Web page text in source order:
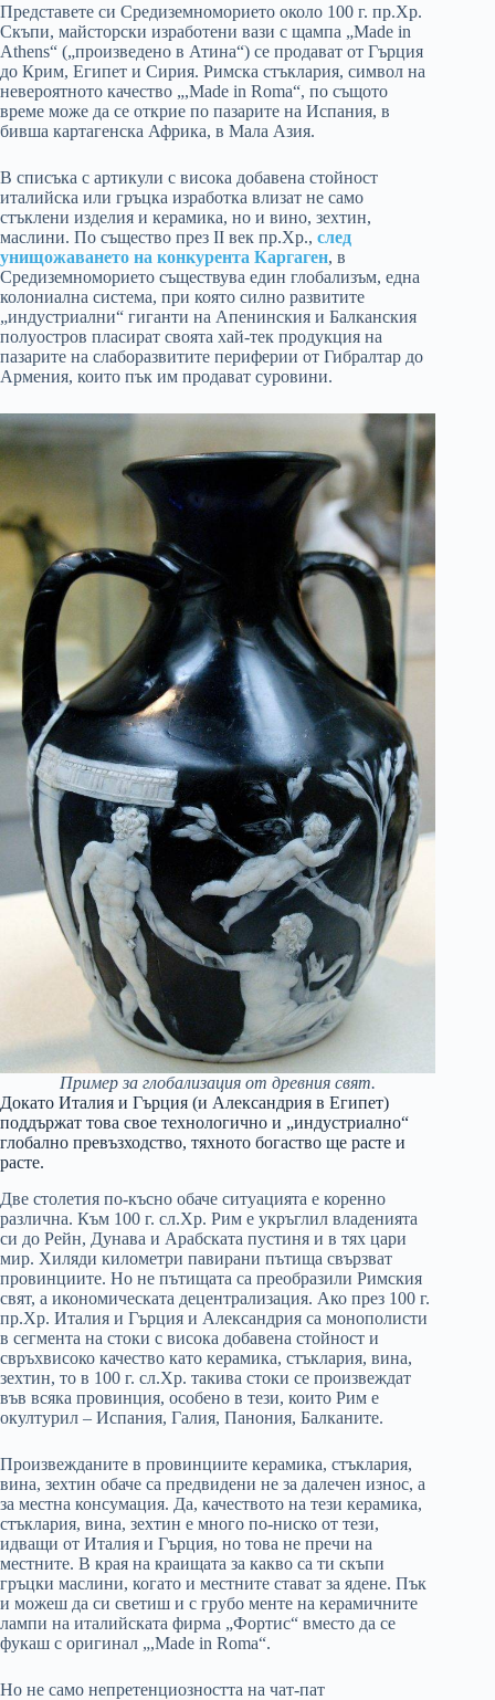
Представете си Средиземноморието около 100 г. пр.Хр.
Скъпи, майсторски изработени вази с щампа „Made in
Athens“ („произведено в Атина“) се продават от Гърция
до Крим, Египет и Сирия. Римска стъклария, символ на
невероятното качество „,Made in Roma“, по същото
време може да се открие по пазарите на Испания, в
бивша картагенска Африка, в Мала Азия.
В списъка с артикули с висока добавена стойност
италийска или гръцка изработка влизат не само
стъклени изделия и керамика, но и вино, зехтин,
маслини. По същество през II век пр.Хр., след
унищожаването на конкурента Каргаген, в
Средиземноморието съществува един глобализъм, една
колониална система, при която силно развитите
„индустриални“ гиганти на Апенинския и Балканския
полуостров пласират своята хай-тек продукция на
пазарите на слаборазвитите периферии от Гибралтар до
Армения, които пък им продават суровини.
Пример за глобализация от древния свят.
Докато Италия и Гърция (и Александрия в Египет)
поддържат това свое технологично и „индустриално“
глобално превъзходство, тяхното богаство ще расте и
расте.
Две столетия по-късно обаче ситуацията е коренно
различна. Към 100 г. сл.Хр. Рим е укръглил владенията
си до Рейн, Дунава и Арабската пустиня и в тях цари
мир. Хиляди километри павирани пътища свързват
провинциите. Но не пътищата са преобразили Римския
свят, а икономическата децентрализация. Ако през 100 г.
пр.Хр. Италия и Гърция и Александрия са монополисти
в сегмента на стоки с висока добавена стойност и
свръхвисоко качество като керамика, стъклария, вина,
зехтин, то в 100 г. сл.Хр. такива стоки се произвеждат
във всяка провинция, особено в тези, които Рим е
окултурил – Испания, Галия, Панония, Балканите.
Произвежданите в провинциите керамика, стъклария,
вина, зехтин обаче са предвидени не за далечен износ, а
за местна консумация. Да, качеството на тези керамика,
стъклария, вина, зехтин е много по-ниско от тези,
идващи от Италия и Гърция, но това не пречи на
местните. В края на краищата за какво са ти скъпи
гръцки маслини, когато и местните стават за ядене. Пък
и можеш да си светиш и с грубо менте на керамичните
лампи на италийската фирма „Фортис“ вместо да се
фукаш с оригинал „,Made in Roma“.
Но не само непретенциозността на чат-пат